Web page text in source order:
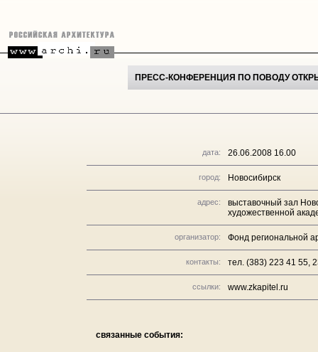
ПРЕСС-КОНФЕРЕНЦИЯ ПО ПОВОДУ
дата: 26.06.2008 16.00
город: Новосибирск
адрес:
выставочный зал
художественной
организатор: Фонд региональной
контакты: тел. (383) 223 41 55,
ссылки: www.zkapitel.ru
связанные события: